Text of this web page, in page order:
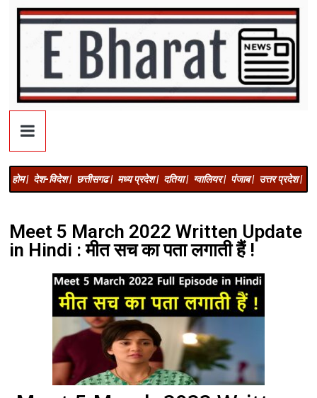
होम | देश-विदेश | छत्तीसगढ | मध्य प्रदेश | दतिया | ग्वालियर | पंजाब | उत्तर प्रदेश |
Meet 5 March 2022 Written Update
in Hindi : मीत सच का पता लगाती हैं !